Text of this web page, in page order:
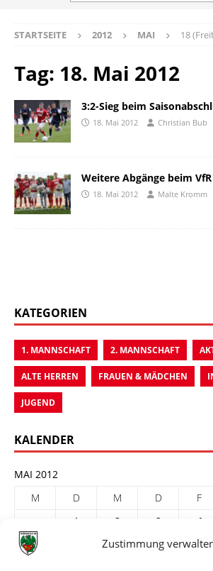
Zustimmung
STARTSEITE 2012 MAI 18
Tag: 18. Mai 2012
3:2-Sieg beim
18. Mai 2012 Christian Bub
Weitere Abgänge beim
18. Mai 2012 Malte Kromm
KATEGORIEN
1. MANNSCHAFT 2. MANNSCHAFT
ALTE HERREN FRAUEN & MÄDCHEN
JUGEND
KALENDER
MAI 2012
M
D M D F
1
2 3 4
7
9 10 11